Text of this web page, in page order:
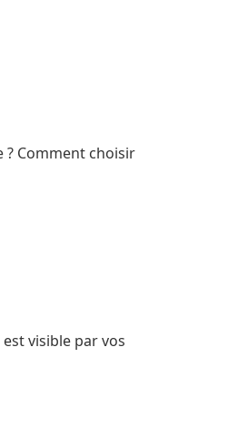
Comment choisir
visible par vos